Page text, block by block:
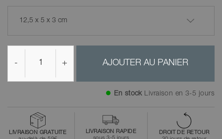
12,5 x 5 x 3 cm
- + AJOUTER AU PANIER
En stock Livraison en 3-5 jours
LIVRAISON GRATUITE
LIVRAISON RAPIDE
DROIT DE RETOUR